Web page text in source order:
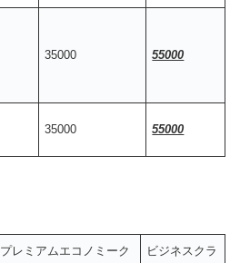
35000 55000
35000 55000
プレミアムエコノミーク
ビジネスクラ